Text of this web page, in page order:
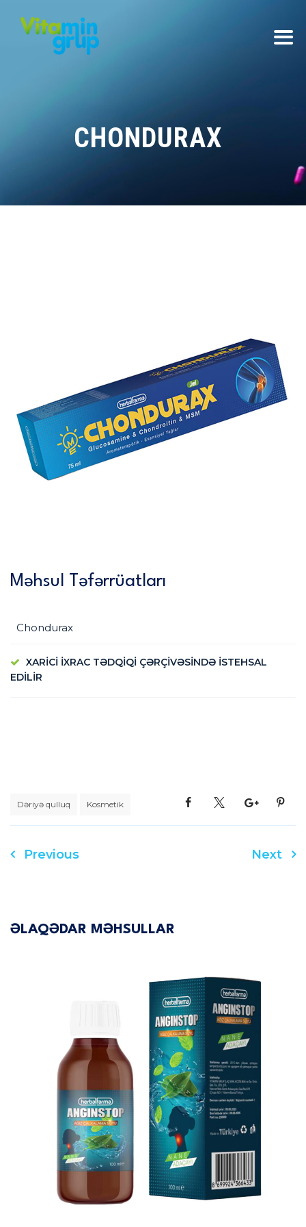
CHONDURAX
Məhsul Təfərrüatları
Chondurax
XARİCİ İXRAC TƏDQİQİ ÇƏRÇİVƏSİNDƏ İSTEHSAL
EDİLİR
Dəriyə qulluq Kosmetik
Previous Next
ƏLAQƏDAR MƏHSULLAR